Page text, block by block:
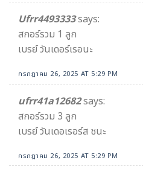
Ufrr4493333says:
สกอร์รวม 1 ลูก
เบรย์ วันเดอร์เรอนะ
กรกฎาคม 26, 2025 AT 5:29 PM
ufrr41a12682says:
สกอร์รวม 3 ลูก
เบรย์ วันเดอเรอร์ส ชนะ
กรกฎาคม 26, 2025 AT 5:29 PM